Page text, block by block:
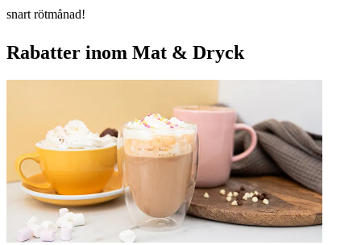
snart rötmånad!
Rabatter inom Mat & Dryck